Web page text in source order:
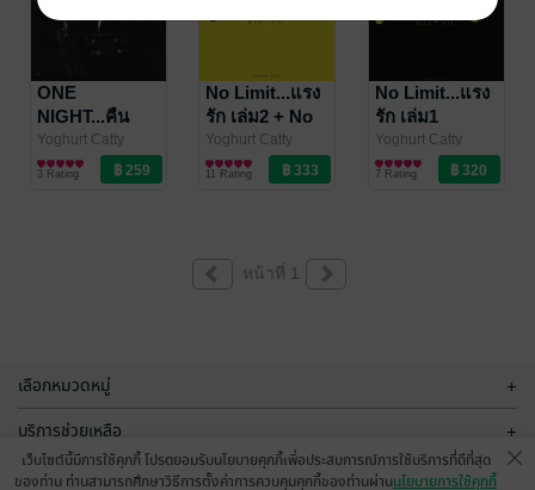
ONE
NIGHT...คืน
เดียวก็เสียวได้
เล่ม1
Yoghurt Catty
นิยายวาย Boy
Love / Yaoi
3 Rating
No Limit...แรง
รัก เล่ม2 + No
Limit Mini
Lover
Yoghurt Catty
นิยายวาย Boy
Love / Yaoi
11 Rating
No Limit...แรง
รัก เล่ม1
Yoghurt Catty
นิยายวาย Boy
Love / Yaoi
7 Rating
หน้าที่ 1
เลือกหมวดหมู่ +
บริการช่วยเหลือ +
เกี่ยวกับเรา
เว็บไซต์นี้มีการใช้คุกกี้ โปรดยอมรับนโยบายคุกกี้เพื่อประสบการณ์การใช้บริการที่ดีที่สุด
ของท่าน ท่านสามารถศึกษาวิธีการตั้งค่าการควบคุมคุกกี้ของท่านผ่านนโยบายการใช้คุกกี้